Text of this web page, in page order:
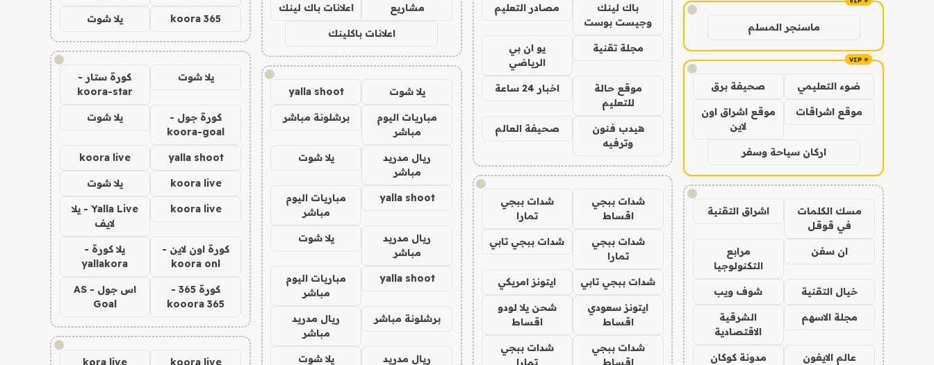
!
ماسنجر المسلم
!
ضوء التعليمي صحيفة برق
موقع اشراقات
موقع اشراق اون
لاين
اركان سياحة وسفر
!
مسك الكلمات
في قوقل
اشراق التقنية
ان سفن
مرابع
التكنولوجيا
خيال التقنية شوف ويب
مجلة الاسهم
الشرقية
الاقتصادية
عالم الايفون مدونة كوكان
باك لينك
وجيست بوست
مصادر التعليم
مجلة تقنية
يو ان بي
الرياضي
موقع حالة
للتعليم
اخبار 24 ساعة
هيدب فنون
وترفيه
صحيفة العالم
!
شدات ببجي
اقساط
شدات ببجي
تمارا
شدات ببجي
تمارا
شدات ببجي تابي
شدات ببجي تابي ايتونز امريكي
ايتونز سعودي
اقساط
شحن يلا لودو
اقساط
شدات ببجي
اقساط
شدات ببجي
تمارا
مشاريع اعلانات باك لينك
اعلانات باكلينك
!
يلا شوت yalla shoot
مباريات اليوم
مباشر
برشلونة مباشر
ريال مدريد
مباشر
يلا شوت
yalla shoot
مباريات اليوم
مباشر
ريال مدريد
مباشر
يلا شوت
yalla shoot
مباريات اليوم
مباشر
برشلونة مباشر
ريال مدريد
مباشر
ريال مدريد
يلا شوت
koora 365 يلا شوت
!
يلا شوت
كورة ستار -
koora-star
كورة جول -
koora-goal
يلا شوت
yalla shoot
koora live
koora live يلا شوت
koora live
Yalla Live - يلا
لايف
كورة اون لاين -
koora onl
يلا كورة -
yallakora
كورة 365 -
kooora 365
اس جول - AS
Goal
!
koora live
kora live